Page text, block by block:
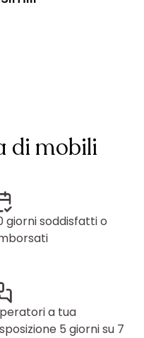
di mobili
giorni soddisfatti o
a tua
5 giorni su 7